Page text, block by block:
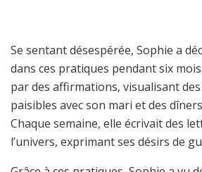
Se sentant désespérée, Sophie a
dans ces pratiques pendant six
par des affirmations, visualisant
paisibles avec son mari et des
Chaque semaine, elle écrivait des
l’univers, exprimant ses désirs de